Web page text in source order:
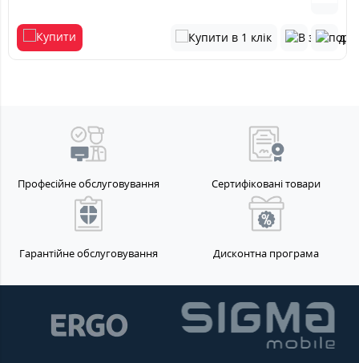
Професійне обслуговування Сертифіковані товари
Гарантійне обслуговування Дисконтна програма